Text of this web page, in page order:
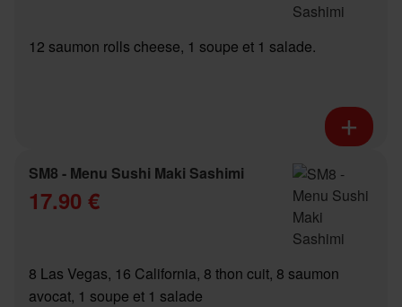
12 saumon rolls cheese, 1 soupe et 1 salade.
SM8 - Menu Sushi Maki Sashimi
17.90 €
8 Las Vegas, 16 California, 8 thon cuit, 8 saumon
avocat, 1 soupe et 1 salade